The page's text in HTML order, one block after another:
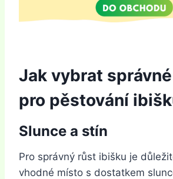
Jak vybrat
pro pěstování
Slunce a stín
Pro správný růst ibišku je
vhodné místo s dostatkem